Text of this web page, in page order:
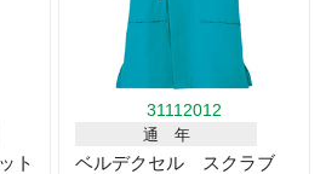
ト
31112012
通 年
ベルデクセル スクラブ